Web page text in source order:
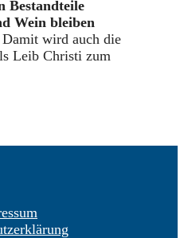
Bestandteile
Wein bleiben
Damit wird auch die
Leib Christi zum